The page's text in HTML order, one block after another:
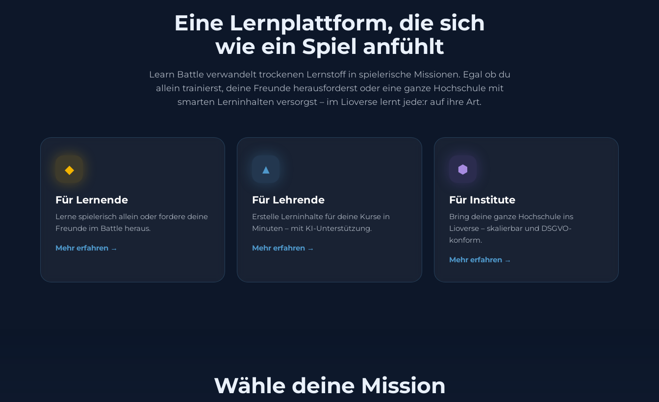
Eine Lernplattform, die sich
wie ein Spiel anfühlt
Learn Battle verwandelt trockenen Lernstoff in spielerische Missionen. Egal ob du
allein trainierst, deine Freunde herausforderst oder eine ganze Hochschule mit
smarten Lerninhalten versorgst – im Lioverse lernt jede:r auf ihre Art.
◆
Für Lernende
Lerne spielerisch allein oder fordere deine
Freunde im Battle heraus.
Mehr erfahren →
▲
Für Lehrende
Erstelle Lerninhalte für deine Kurse in
Minuten – mit KI-Unterstützung.
Mehr erfahren →
⬢
Für Institute
Bring deine ganze Hochschule ins
Lioverse – skalierbar und DSGVO-
konform.
Mehr erfahren →
Wähle deine Mission